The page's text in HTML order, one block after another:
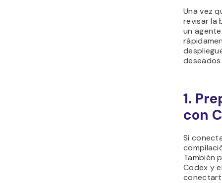
Una vez
revisar la
un
1.
con
Si
También
Codex y